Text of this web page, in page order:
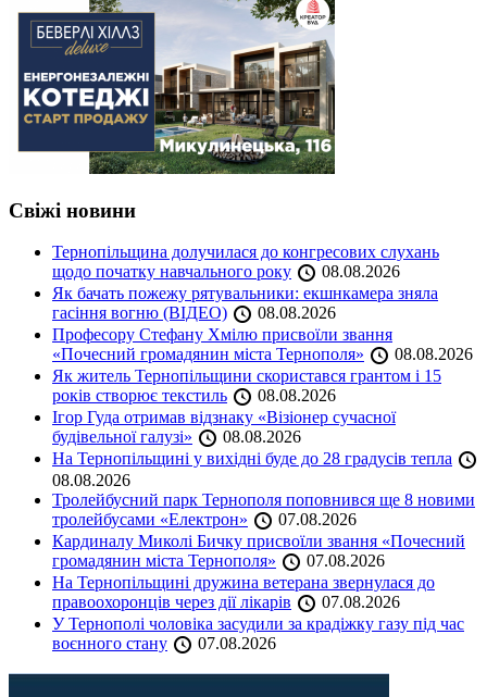
Свіжі новини
Тернопільщина долучилася до конгресових слухань
щодо початку навчального року
08.08.2026
Як бачать пожежу рятувальники: екшнкамера зняла
гасіння вогню (ВІДЕО)
08.08.2026
Професору Стефану Хмілю присвоїли звання
«Почесний громадянин міста Тернополя»
08.08.2026
Як житель Тернопільщини скористався грантом і 15
років створює текстиль
08.08.2026
Ігор Гуда отримав відзнаку «Візіонер сучасної
будівельної галузі»
08.08.2026
На Тернопільщині у вихідні буде до 28 градусів тепла
08.08.2026
Тролейбусний парк Тернополя поповнився ще 8 новими
тролейбусами «Електрон»
07.08.2026
Кардиналу Миколі Бичку присвоїли звання «Почесний
громадянин міста Тернополя»
07.08.2026
На Тернопільщині дружина ветерана звернулася до
правоохоронців через дії лікарів
07.08.2026
У Тернополі чоловіка засудили за крадіжку газу під час
воєнного стану
07.08.2026